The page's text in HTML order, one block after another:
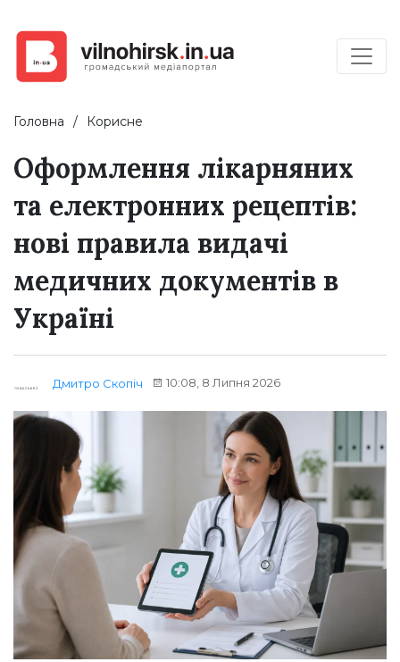
Головна Корисне
Оформлення лікарняних
та електронних рецептів:
нові правила видачі
медичних документів в
Україні
Дмитро Скопіч 10:08, 8 Липня 2026